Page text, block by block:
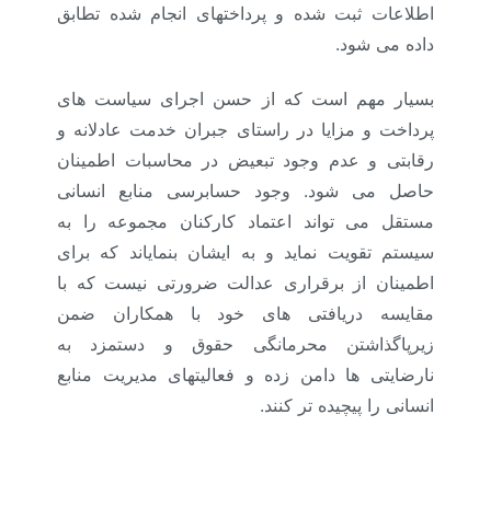
اطلاعات ثبت شده و پرداختهای انجام شده تطابق
داده می شود.
بسیار مهم است که از حسن اجرای سیاست های
پرداخت و مزایا در راستای جبران خدمت عادلانه و
رقابتی و عدم وجود تبعیض در محاسبات اطمینان
حاصل می شود. وجود حسابرسی منابع انسانی
مستقل می تواند اعتماد کارکنان مجموعه را به
سیستم تقویت نماید و به ایشان بنمایاند که برای
اطمینان از برقراری عدالت ضرورتی نیست که با
مقایسه دریافتی های خود با همکاران ضمن
زیرپاگذاشتن محرمانگی حقوق و دستمزد به
نارضایتی ها دامن زده و فعالیتهای مدیریت منابع
انسانی را پیچیده تر کنند.